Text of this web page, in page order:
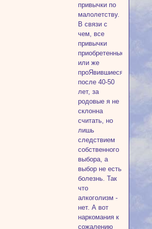
привычки по
малолетству.
В связи с
чем, все
привычки
приобретенные
или же
проЯвившиеся
после 40-50
лет, за
родовые я не
склонна
считать, но
лишь
следствием
собственного
выбора, а
выбор не есть
болезнь. Так
что
алкоголизм -
нет. А вот
наркомания к
сожалению